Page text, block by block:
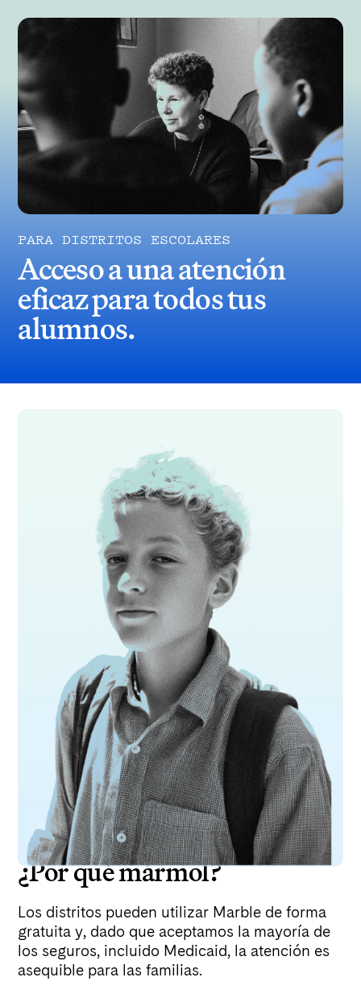
menudo socava el proceso terapéutico. Marble
ofrece acceso a la atención sin listas de espera y
cuenta con socios clínicos expertos con décadas
de experiencia trabajando con niños y sus
familias.
PARA DISTRITOS ESCOLARES
Acceso a una atención
eficaz para todos tus
alumnos.
¿Por qué mármol?
Los distritos pueden utilizar Marble de forma
gratuita y, dado que aceptamos la mayoría de
los seguros, incluido Medicaid, la atención es
asequible para las familias.